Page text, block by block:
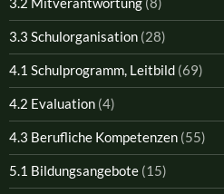
3.3 Schulorganisation (28)
4.1 Schulprogramm, Leitbild (69)
4.2 Evaluation (4)
4.3 Berufliche Kompetenzen (55)
5.1 Bildungsangebote (15)